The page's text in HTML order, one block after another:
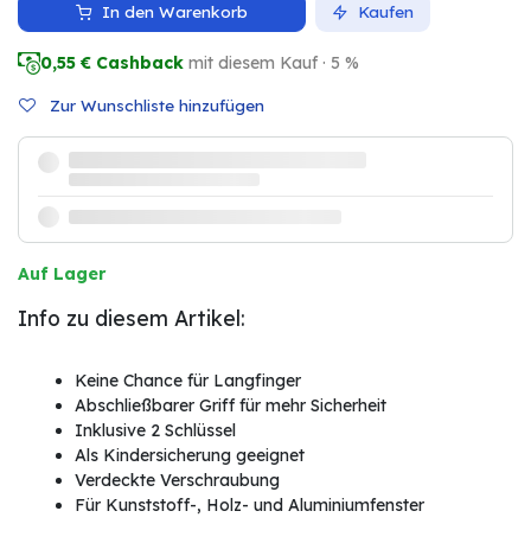
In den Warenkorb Kaufen
0,55 € Cashback mit diesem Kauf · 5 %
Zur Wunschliste hinzufügen
Auf Lager
Info zu diesem Artikel:
Keine Chance für Langfinger
Abschließbarer Griff für mehr Sicherheit
Inklusive 2 Schlüssel
Als Kindersicherung geeignet
Verdeckte Verschraubung
Für Kunststoff-, Holz- und Aluminiumfenster